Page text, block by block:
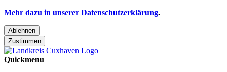
Mehr dazu in unserer Datenschutzerklärung.
Ablehnen
Zustimmen
Quickmenu